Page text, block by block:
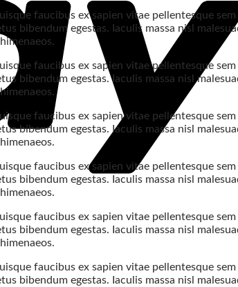
faucibus ex sapien vitae pellentesque
bibendum egestas. Iaculis massa nisl
faucibus ex sapien vitae pellentesque
bibendum egestas. Iaculis massa nisl
faucibus ex sapien vitae pellentesque
bibendum egestas. Iaculis massa nisl
faucibus ex sapien vitae pellentesque
bibendum egestas. Iaculis massa nisl
faucibus ex sapien vitae pellentesque
bibendum egestas. Iaculis massa nisl
faucibus ex sapien vitae pellentesque
bibendum egestas. Iaculis massa nisl